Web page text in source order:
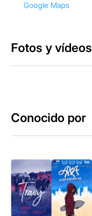
Google Maps
Fotos y vídeos
Conocido por